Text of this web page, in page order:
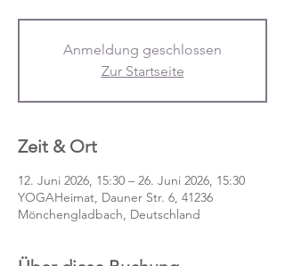
Anmeldung geschlossen
Zur Startseite
Zeit & Ort
12. Juni 2026, 15:30 – 26. Juni 2026, 15:30
YOGAHeimat, Dauner Str. 6, 41236
Mönchengladbach, Deutschland